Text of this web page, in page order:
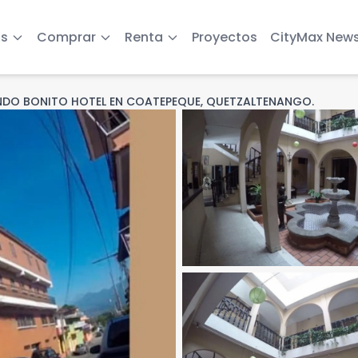
Comprar Renta Proyectos CityMax
BONITO HOTEL EN COATEPEQUE, QUETZALTENANGO.